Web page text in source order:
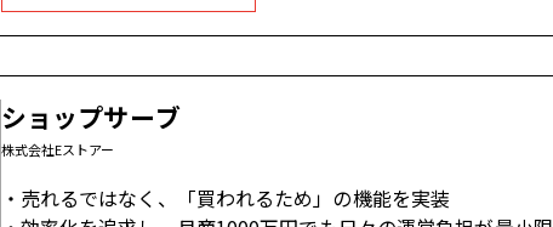
ショップサーブ
株式会社Eストアー
売れるではなく、「買われるため」の機能を実装